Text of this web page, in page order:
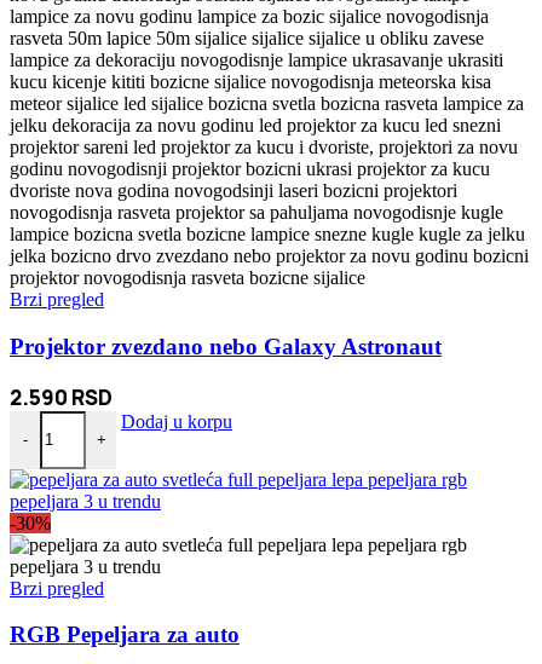
Brzi pregled
Projektor zvezdano nebo Galaxy Astronaut
2.590 RSD
-
Projektor zvezdano nebo Galaxy Astronaut količina
+
Dodaj u korpu
-30%
Brzi pregled
RGB Pepeljara za auto